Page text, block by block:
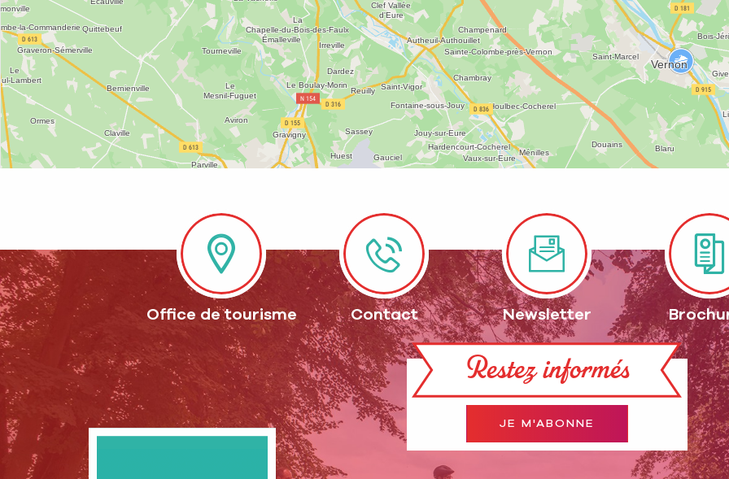
Office de tourisme Contact Newsletter
Restez informés
JE M'ABONNE